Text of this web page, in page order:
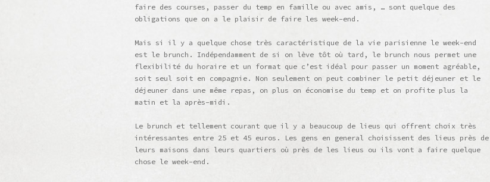
faire des courses, passer du temp en famille ou avec amis, … sont quelque des
obligations que on a le plaisir de faire les week-end.
Mais si il y a quelque chose très caractéristique de la vie parisienne le week-end
est le brunch. Indépendamment de si on lève tôt où tard, le brunch nous permet une
flexibilité du horaire et un format que c’est idéal pour passer un moment agréable,
soit seul soit en compagnie. Non seulement on peut combiner le petit déjeuner et le
déjeuner dans une même repas, on plus on économise du temp et on profite plus la
matin et la après-midi.
Le brunch et tellement courant que il y a beaucoup de lieus qui offrent choix très
intéressantes entre 25 et 45 euros. Les gens en general choisissent des lieus près de
leurs maisons dans leurs quartiers où près de les lieus ou ils vont a faire quelque
chose le week-end.